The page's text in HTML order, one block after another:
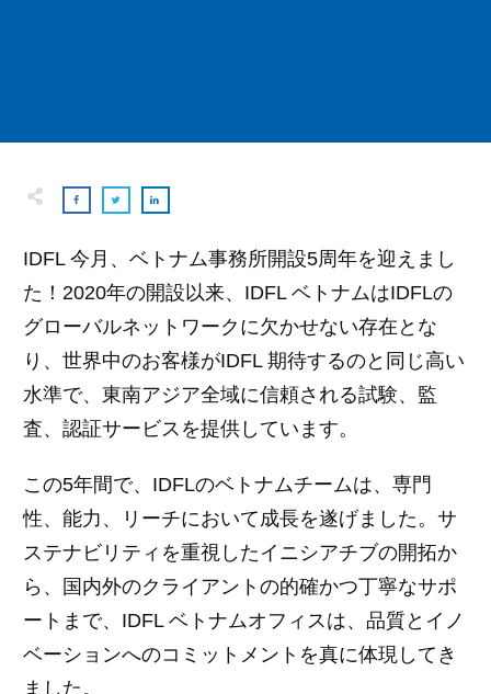
IDFL 今月、ベトナム事務所開設5周年を迎えまし
た！2020年の開設以来、IDFL ベトナムはIDFLの
グローバルネットワークに欠かせない存在とな
り、世界中のお客様がIDFL 期待するのと同じ高い
水準で、東南アジア全域に信頼される試験、監
査、認証サービスを提供しています。
この5年間で、IDFLのベトナムチームは、専門
性、能力、リーチにおいて成長を遂げました。サ
ステナビリティを重視したイニシアチブの開拓か
ら、国内外のクライアントの的確かつ丁寧なサポ
ートまで、IDFL ベトナムオフィスは、品質とイノ
ベーションへのコミットメントを真に体現してき
ました。